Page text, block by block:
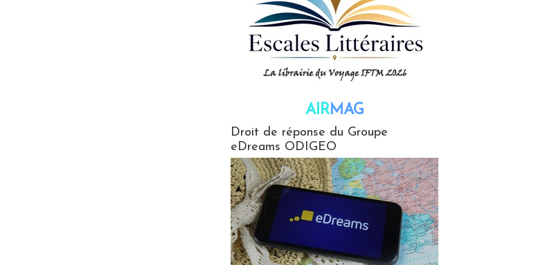
AIRMAG
Droit de réponse du Groupe
eDreams ODIGEO